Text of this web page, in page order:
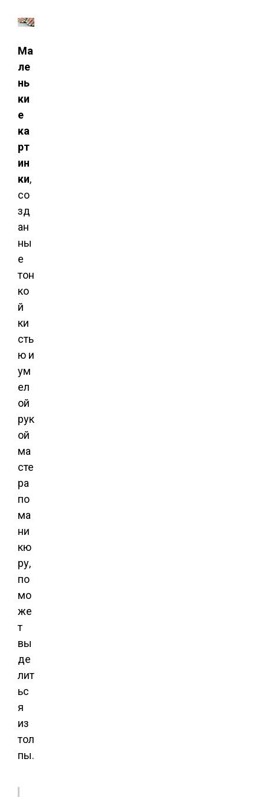
Ма
ле
нь
ки
е
ка
рт
ин
ки,
со
зд
ан
ны
е
тон
ко
й
ки
сть
ю и
ум
ел
ой
рук
ой
ма
сте
ра
по
ма
ни
кю
ру,
по
мо
же
т
вы
де
лит
ьс
я
из
тол
пы.